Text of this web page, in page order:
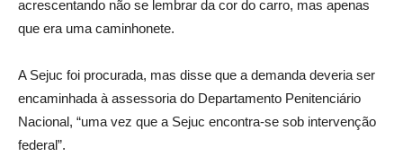
acrescentando não se lembrar da cor do carro, mas apenas
que era uma caminhonete.
A Sejuc foi procurada, mas disse que a demanda deveria ser
encaminhada à assessoria do Departamento Penitenciário
Nacional, “uma vez que a Sejuc encontra-se sob intervenção
federal”.